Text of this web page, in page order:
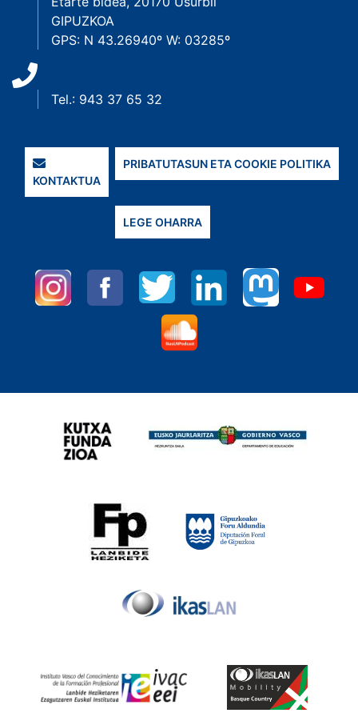
GIPUZKOA
GPS: N 43.26940º W: 03285º
Tel.: 943 37 65 32
KONTAKTUA
PRIBATUTASUN ETA COOKIE POLITIKA
LEGE OHARRA